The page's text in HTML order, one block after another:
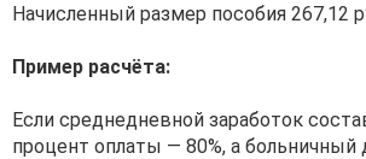
Начисленный размер пособия 267,12
Пример расчёта:
Если среднедневной заработок
процент оплаты — 80%, а больничный